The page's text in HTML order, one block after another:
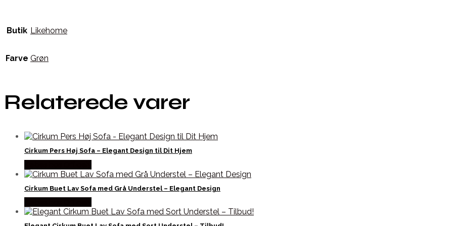
Butik Likehome
Farve Grøn
Relaterede varer
Cirkum Pers Høj Sofa – Elegant Design til Dit Hjem
Cirkum Buet Lav Sofa med Grå Understel – Elegant Design